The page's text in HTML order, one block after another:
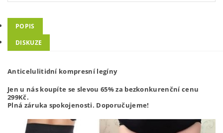
POPIS
DISKUZE
Anticelulitidní kompresní legíny
Jen u nás koupíte se slevou 65% za bezkonkurenční cenu
299Kč.
Plná záruka spokojenosti. Doporučujeme!